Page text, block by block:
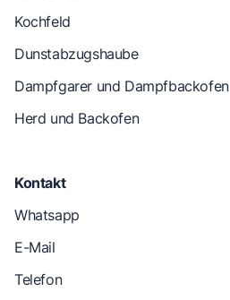
Kochfeld
Dunstabzugshaube
Dampfgarer und Dampfbackofen
Herd und Backofen
Kontakt
Whatsapp
E-Mail
Telefon